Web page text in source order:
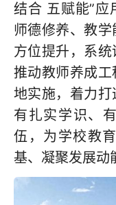
结合 五赋能”应
师德修养、教
方位提升，系统
推动教师养成
地实施，着力打
有扎实学识、
伍，为学校教
基、凝聚发展动